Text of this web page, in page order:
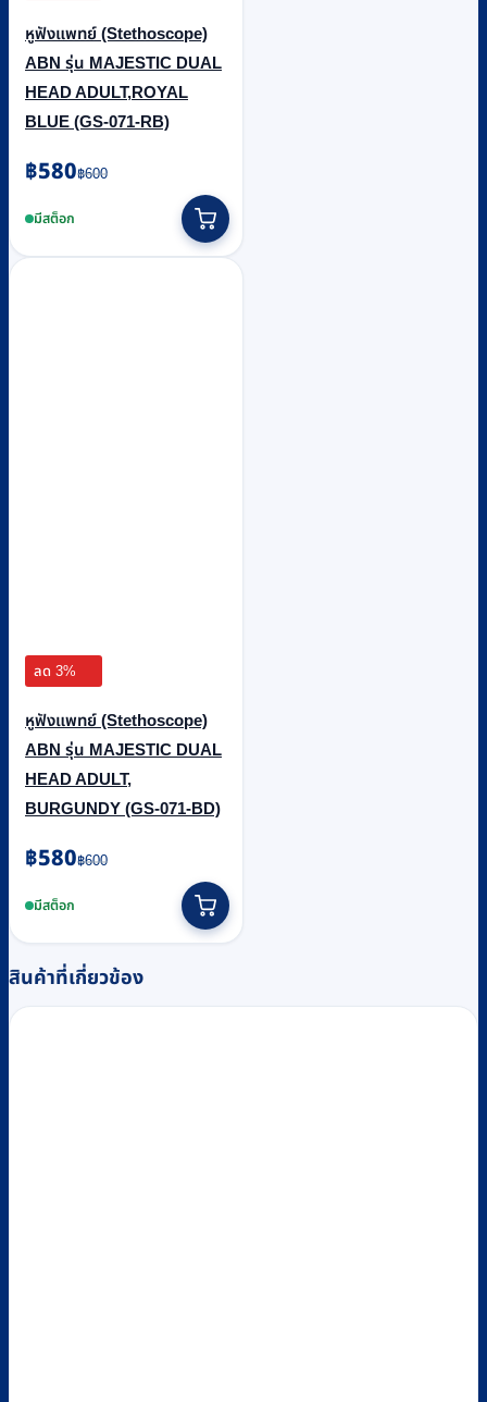
หูฟังแพทย์ (Stethoscope)
ABN รุ่น MAJESTIC DUAL
HEAD ADULT,ROYAL
BLUE (GS-071-RB)
฿600
Original
price
was:
฿580
Current
price
is:มีสต็อก
ลด 3%
หูฟังแพทย์ (Stethoscope)
ABN รุ่น MAJESTIC DUAL
HEAD ADULT,
BURGUNDY (GS-071-BD)
฿600
Original
was:
฿580
Current
is:มีสต็อก
สินค้าที่เกี่ยวข้อง